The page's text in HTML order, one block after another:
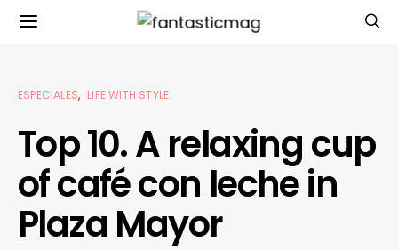
ESPECIALES LIFE WITH STYLE
Top 10. A relaxing cup
of café con leche in
Plaza Mayor